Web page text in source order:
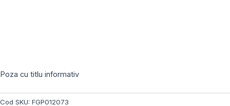
Poza cu titlu informativ
Cod SKU: FGP012073